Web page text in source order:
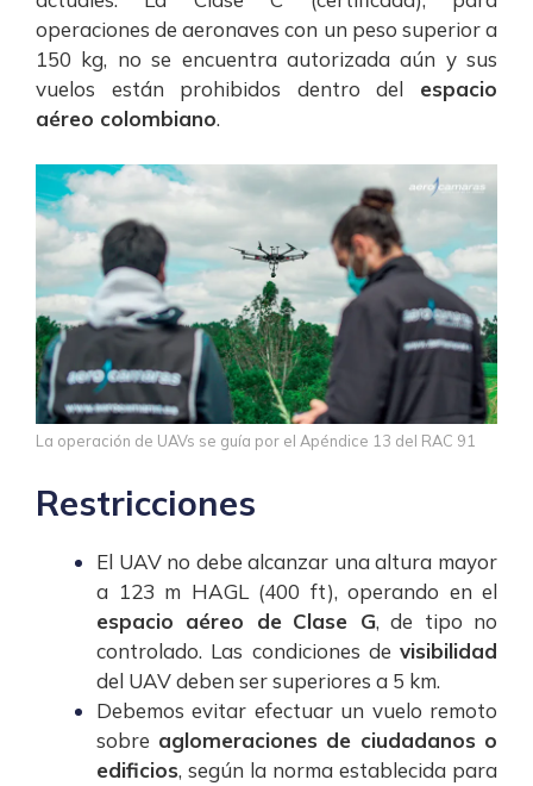
operaciones de aeronaves con un peso superior a
150 kg, no se encuentra autorizada aún y sus
vuelos están prohibidos dentro del espacio
aéreo colombiano.
La operación de UAVs se guía por el Apéndice 13 del RAC 91
Restricciones
El UAV no debe alcanzar una altura mayor
a 123 m HAGL (400 ft), operando en el
espacio aéreo de Clase G, de tipo no
controlado. Las condiciones de visibilidad
del UAV deben ser superiores a 5 km.
Debemos evitar efectuar un vuelo remoto
sobre aglomeraciones de ciudadanos o
edificios, según la norma establecida para